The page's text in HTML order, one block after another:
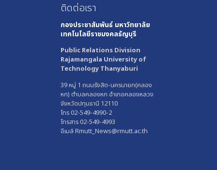
ติดต่อเรา
กองประชาสัมพันธ์ มหาวิทยาลัย
เทคโนโลยีราชมงคลธัญบุรี
Public Relations Division
Rajamangala University of
Technology Thanyaburi
39 หมู่ 1 ถนนรังสิต-นครนายก(คลอง
หก) ตำบลคลองหก อำเภอคลองหลวง
จังหวัดปทุมธานี 12110
โทร 02-549-4990-2
โทรสาร 02-549-4993
อีเมล์ Rmutt_News@rmutt.ac.th